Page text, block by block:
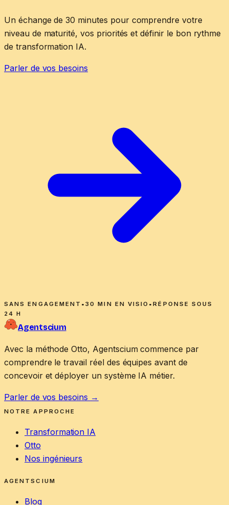
Un échange de 30 minutes pour comprendre votre
niveau de maturité, vos priorités et définir le bon rythme
de transformation IA.
Parler de vos besoins
SANS ENGAGEMENT •30 MIN EN VISIO •RÉPONSE SOUS
24 H
Agentscium
Avec la méthode Otto, Agentscium commence par
comprendre le travail réel des équipes avant de
concevoir et déployer un système IA métier.
Parler de vos besoins →
NOTRE APPROCHE
Transformation IA
Otto
Nos ingénieurs
AGENTSCIUM
Blog